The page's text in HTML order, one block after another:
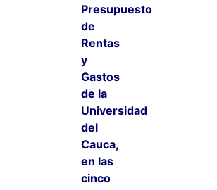
Presupuesto
de
Rentas
y
Gastos
de la
Universidad
del
Cauca,
en las
cinco